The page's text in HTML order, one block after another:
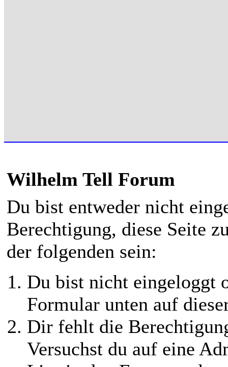
Wilhelm Tell Forum
Du bist entweder nicht
Berechtigung, diese Seite
der folgenden sein:
Du bist nicht eingeloggt
Formular unten auf
Dir fehlt die
Versuchst du auf eine